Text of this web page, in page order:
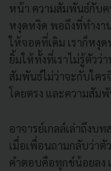
หน้า ความสัมพันธ์กับ
หงุดหงิด พอถึงที่ทำงา
ให้จอดที่เดิม เราก็หงุด
ยิ้มให้ทั้งที่เราไม่รู้ตัวว่
สัมพันธ์ไม่ว่าจะกับใคร
โดยตรง และความสัม
อาจารย์เกลล์เล่าถึง
เมื่อเพื่อนถามกลับว่าตั
คำตอบคือทุกข์น้อยลง